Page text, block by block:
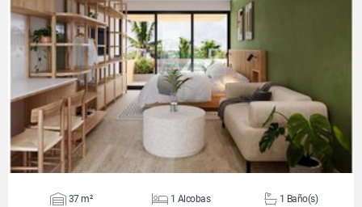
VER DETALLES
37 m² 1 Alcobas 1 Baño(s)